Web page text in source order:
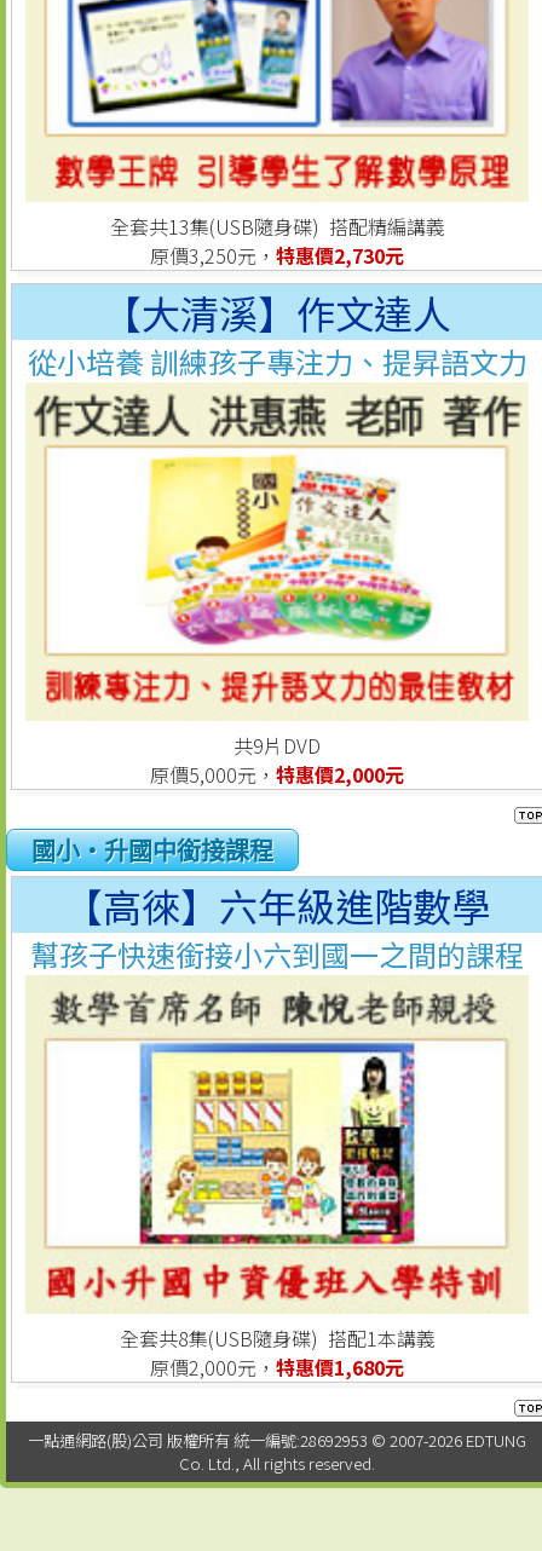
全套共13集(USB隨身碟) 搭配精編講義
原價3,250元，特惠價2,730元
【大清溪】作文達人
從小培養 訓練孩子專注力、提昇語文力
共9片DVD
原價5,000元，特惠價2,000元
國小‧升國中銜接課程
【高徠】六年級進階數學
幫孩子快速銜接小六到國一之間的課程
全套共8集(USB隨身碟) 搭配1本講義
原價2,000元，特惠價1,680元
一點通網路(股)公司 版權所有 統一編號:28692953 © 2007-2026 EDTUNG
Co. Ltd., All rights reserved.